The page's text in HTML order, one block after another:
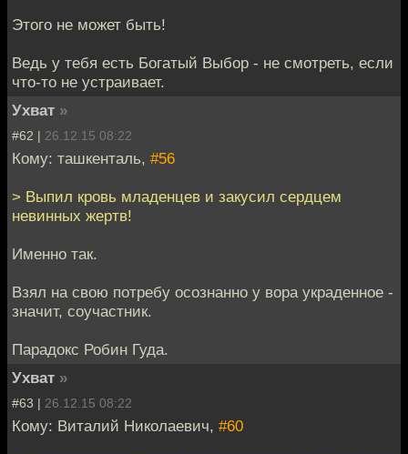
Этого не может быть!
Ведь у тебя есть Богатый Выбор - не смотреть, если
что-то не устраивает.
Ухват »
#62 | 26.12.15 08:22
Кому: ташкенталь, #56
> Выпил кровь младенцев и закусил сердцем
невинных жертв!
Именно так.
Взял на свою потребу осознанно у вора украденное -
значит, соучастник.
Парадокс Робин Гуда.
Ухват »
#63 | 26.12.15 08:22
Кому: Виталий Николаевич, #60